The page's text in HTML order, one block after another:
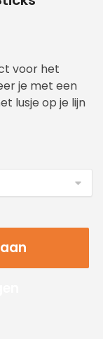
voor het
je met een
lusje op je lijn